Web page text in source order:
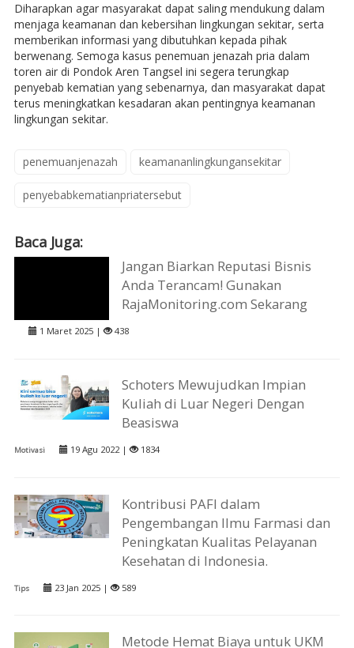
Diharapkan agar masyarakat dapat saling mendukung dalam
menjaga keamanan dan kebersihan lingkungan sekitar, serta
memberikan informasi yang dibutuhkan kepada pihak
berwenang. Semoga kasus penemuan jenazah pria dalam
toren air di Pondok Aren Tangsel ini segera terungkap
penyebab kematian yang sebenarnya, dan masyarakat dapat
terus meningkatkan kesadaran akan pentingnya keamanan
lingkungan sekitar.
penemuanjenazah keamananlingkungansekitar
penyebabkematianpriatersebut
Baca Juga:
Jangan Biarkan Reputasi Bisnis
Anda Terancam! Gunakan
RajaMonitoring.com Sekarang
1 Maret 2025 | 438
Schoters Mewujudkan Impian
Kuliah di Luar Negeri Dengan
Beasiswa
Motivasi 19 Agu 2022 | 1834
Kontribusi PAFI dalam
Pengembangan Ilmu Farmasi dan
Peningkatan Kualitas Pelayanan
Kesehatan di Indonesia.
Tips 23 Jan 2025 | 589
Metode Hemat Biaya untuk UKM